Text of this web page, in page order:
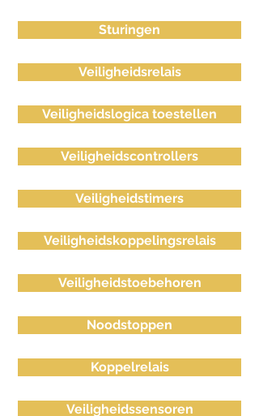
Sturingen
Veiligheidsrelais
Veiligheidslogica toestellen
Veiligheidscontrollers
Veiligheidstimers
Veiligheidskoppelingsrelais
Veiligheidstoebehoren
Noodstoppen
Koppelrelais
Veiligheidssensoren